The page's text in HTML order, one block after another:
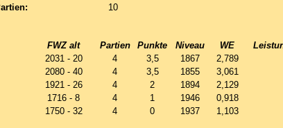
10
FWZ alt Partien Punkte Niveau WE
2031 - 20 4 3,5 1867 2,789
2080 - 40 4 3,5 1855 3,061
1921 - 26 4 2 1894 2,129
1716 - 8 4 1 1946 0,918
1750 - 32 4 0 1937 1,103